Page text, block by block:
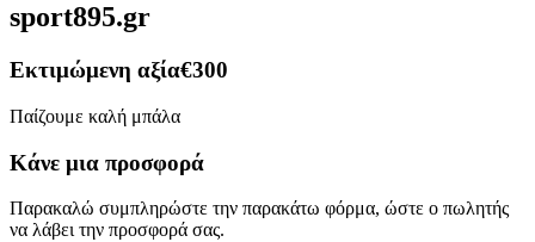
sport895.gr
Εκτιμώμενη αξία€300
Παίζουμε καλή μπάλα
Κάνε μια προσφορά
Παρακαλώ συμπληρώστε την παρακάτω φόρμα, ώστε ο πωλητής
να λάβει την προσφορά σας.